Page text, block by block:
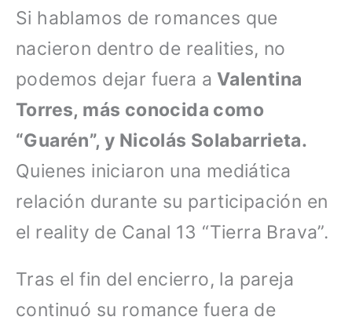
Si hablamos de romances que
nacieron dentro de realities, no
podemos dejar fuera a Valentina
Torres, más conocida como
“Guarén”, y Nicolás Solabarrieta.
Quienes iniciaron una mediática
relación durante su participación en
el reality de Canal 13 “Tierra Brava”.
Tras el fin del encierro, la pareja
continuó su romance fuera de